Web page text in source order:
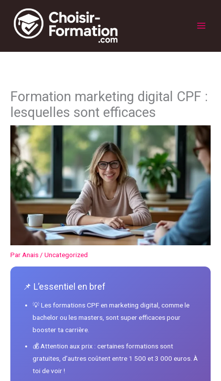
contenu
Menu
Formation marketing digital CPF :
lesquelles sont efficaces
ParAnais/Uncategorized
📌 L’essentiel en bref
💡 Les formations CPF en marketing digital, comme le
bachelor ou les masters, sont super efficaces pour
booster ta carrière.
💰 Attention aux prix : certaines formations sont
gratuites, d’autres coûtent entre 1 500 et 3 000 euros. À
toi de voir !